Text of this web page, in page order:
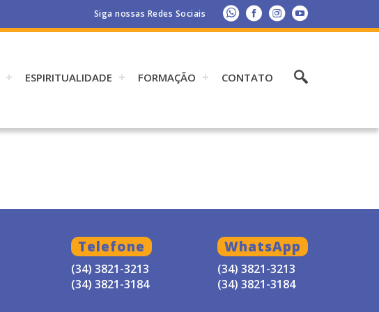
Siga nossas Redes Sociais
ESPIRITUALIDADE FORMAÇÃO CONTATO
Telefone
(34) 3821-3213
(34) 3821-3184
WhatsApp
(34) 3821-3213
(34) 3821-3184